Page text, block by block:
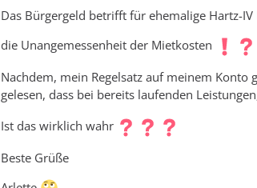
Das Bürgergeld betrifft für ehemalige Hartz-
die Unangemessenheit der Mietkosten
Nachdem, mein Regelsatz auf meinem
gelesen, dass bei bereits laufenden
Ist das wirklich wahr
Beste Grüße